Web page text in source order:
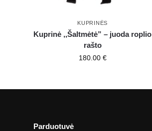
KUPRINĖS
Kuprinė ,,Šaltmėtė” – juoda roplio
rašto
180.00 €
Parduotuvė